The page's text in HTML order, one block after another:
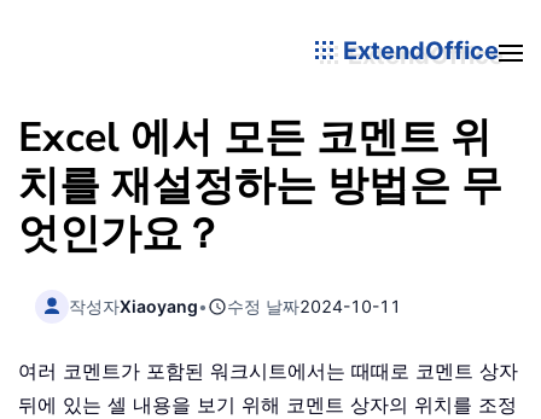
ExtendOffice
Excel 에서 모든 코멘트 위
치를 재설정하는 방법은 무
엇인가요？
작성자Xiaoyang• 수정 날짜2024-10-11
여러 코멘트가 포함된 워크시트에서는 때때로 코멘트 상자
뒤에 있는 셀 내용을 보기 위해 코멘트 상자의 위치를 조정